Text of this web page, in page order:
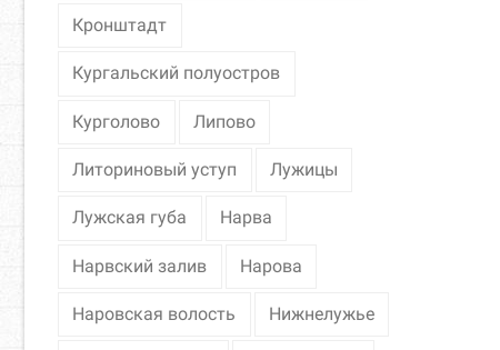
Кронштадт
Кургальский полуостров
Курголово Липово
Литориновый уступ Лужицы
Лужская губа Нарва
Нарвский залив Нарова
Наровская волость Нижнелужье